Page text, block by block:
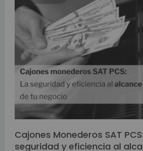
Cajones Monederos SAT
seguridad y eficiencia al